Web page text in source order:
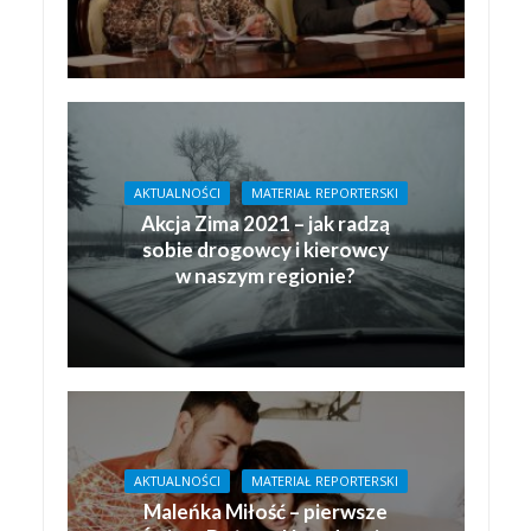
AKTUALNOŚCI MATERIAŁ REPORTERSKI
Akcja Zima 2021 – jak radzą
sobie drogowcy i kierowcy
w naszym regionie?
AKTUALNOŚCI MATERIAŁ REPORTERSKI
Maleńka Miłość – pierwsze